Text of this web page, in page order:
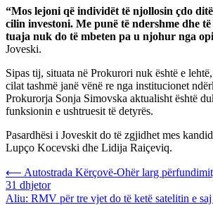
“Mos lejoni që individët të njollosin çdo
cilin investoni. Me punë të ndershme dhe
tuaja nuk do të mbeten pa u njohur nga
Joveski.
Sipas tij, situata në Prokurori nuk është e
cilat tashmë janë vënë re nga institucionet
Prokurorja Sonja Simovska aktualisht është
funksionin e ushtruesit të detyrës.
Pasardhësi i Joveskit do të zgjidhet mes
Lupço Kocevski dhe Lidija Raiçeviq.
Post
navigation
⟵ Autostrada Kërçovë-Ohër larg
31 dhjetor
Aliu: RMV për tre vjet do të ketë satelitin e saj